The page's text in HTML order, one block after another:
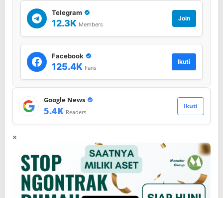
Telegram
12.3K Members
Join
Facebook
125.4K Fans
Ikuti
Google News
5.4K Readers
Ikuti
×